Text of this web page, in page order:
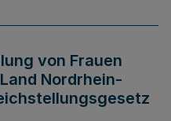
von Frauen
Nordrhein-